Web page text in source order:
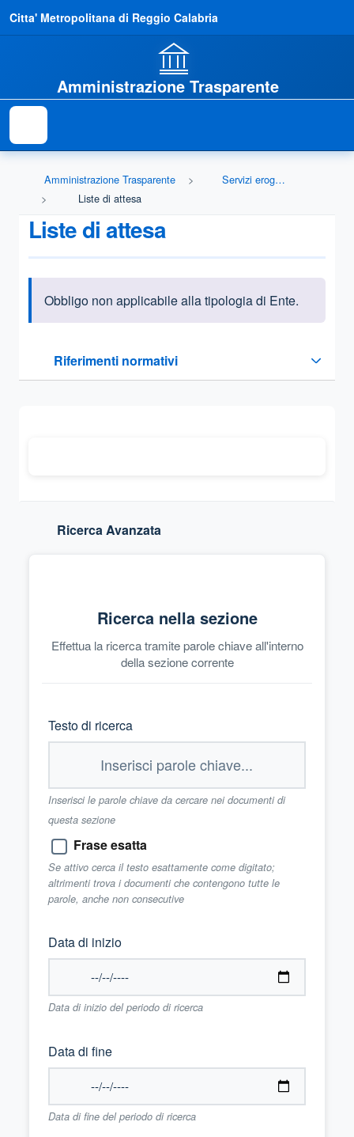
Citta' Metropolitana di Reggio Calabria
Amministrazione Trasparente
Amministrazione Trasparente
Servizi erogati
Liste di attesa
Liste di attesa
Informazioni introduttive
Obbligo non applicabile alla tipologia di Ente.
Riferimenti normativi
Sezione compressa
Ricerca Avanzata
Ricerca nella sezione
Effettua la ricerca tramite parole chiave all'interno
della sezione corrente
Testo di ricerca
Inserisci le parole chiave da cercare nei documenti di
questa sezione
Frase esatta
Se attivo cerca il testo esattamente come digitato;
altrimenti trova i documenti che contengono tutte le
parole, anche non consecutive
Data di inizio
Data di inizio del periodo di ricerca
Data di fine
Data di fine del periodo di ricerca